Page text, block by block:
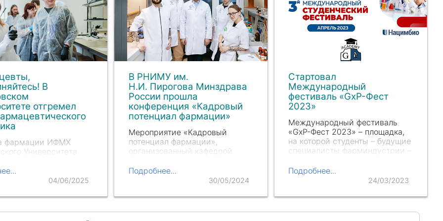
В
отгремел
фармации ИФМХ
Университета
знает толк в
микстурах и04/06/2025
В РНИМУ им.
Н.И. Пирогова Минздрава
России прошла
конференция «Кадровый
потенциал фармации»
Мероприятие «Кадровый
потенциал фармации»,
организованный кафедрой
фармации и медицинской
химии, прошло 24 мая и было
фармацевтического работника.
Подробнее...
30/05/2024
Стартовал
Международный
фестиваль «GxP-Фест
2023»
Международный фестиваль
«GxP-Фест 2023» – площадка,
на которой студенты – будущие
специалисты фарминдустрии –
экспертами отрасли. Данный
фестиваль организован
надлежащих практик и
Подробнее...
24/03/2023